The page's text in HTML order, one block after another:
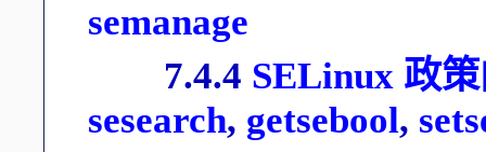
semanage
7.4.4 SELinux 政
sesearch, getsebool,